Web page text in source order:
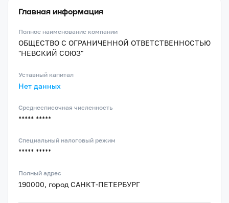
Главная информация
Полное наименование компании
ОБЩЕСТВО С ОГРАНИЧЕННОЙ ОТВЕТСТВЕННОСТЬЮ
"НЕВСКИЙ СОЮЗ"
Уставный капитал
Нет данных
Среднесписочная численность
***** *****
Специальный налоговый режим
***** *****
Полный адрес
190000, город САНКТ-ПЕТЕРБУРГ